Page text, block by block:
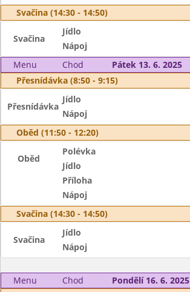
Svačina (14:30 - 14:50)
Svačina
Jídlo
Nápoj
Menu
Chod
Pátek 13. 6. 2025
Přesnídávka (8:50 - 9:15)
Přesnídávka
Jídlo
Nápoj
Oběd (11:50 - 12:20)
Oběd
Polévka
Jídlo
Příloha
Nápoj
Svačina (14:30 - 14:50)
Svačina
Jídlo
Nápoj
Menu Chod
Pondělí 16. 6. 2025